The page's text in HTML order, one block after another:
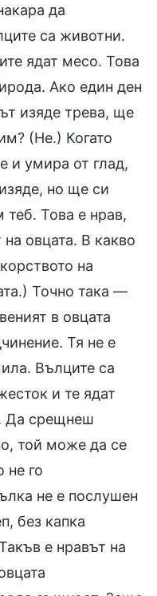
да
са животни.
ядат месо. Това
Ако един ден
изяде трева, ще
(Не.) Когато
и умира от глад,
но ще си
Това е нрав,
овцата. В какво
на
Точно така —
в овцата
Тя не е
Вълците са
и те ядат
Да срещнеш
той може да се
не го
не е послушен
без капка
е нравът на